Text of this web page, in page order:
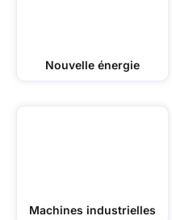
Nouvelle énergie
Machines industrielles